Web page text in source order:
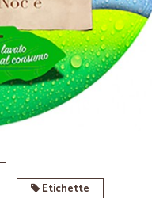
Etichette